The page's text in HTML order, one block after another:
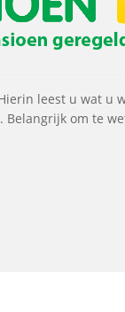
leest u wat u
Belangrijk om te